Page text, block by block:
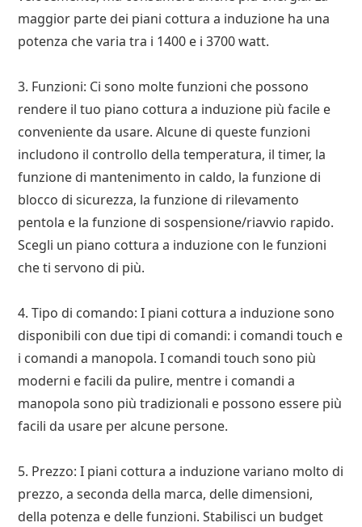
maggior parte dei piani cottura a induzione ha una
potenza che varia tra i 1400 e i 3700 watt.
3. Funzioni: Ci sono molte funzioni che possono
rendere il tuo piano cottura a induzione più facile e
conveniente da usare. Alcune di queste funzioni
includono il controllo della temperatura, il timer, la
funzione di mantenimento in caldo, la funzione di
blocco di sicurezza, la funzione di rilevamento
pentola e la funzione di sospensione/riavvio rapido.
Scegli un piano cottura a induzione con le funzioni
che ti servono di più.
4. Tipo di comando: I piani cottura a induzione sono
disponibili con due tipi di comandi: i comandi touch e
i comandi a manopola. I comandi touch sono più
moderni e facili da pulire, mentre i comandi a
manopola sono più tradizionali e possono essere più
facili da usare per alcune persone.
5. Prezzo: I piani cottura a induzione variano molto di
prezzo, a seconda della marca, delle dimensioni,
della potenza e delle funzioni. Stabilisci un budget